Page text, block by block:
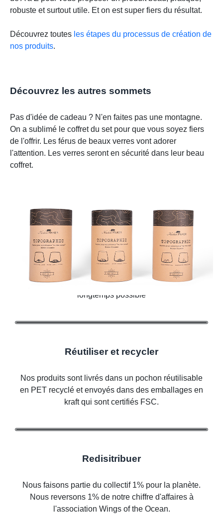
robuste et surtout utile. Et on est super fiers du résultat.
Découvrez toutes les étapes du processus de création de
nos produits.
Découvrez les autres sommets
Pas d'idée de cadeau ? N'en faites pas une montagne.
On a sublimé le coffret du set pour que vous soyez fiers
de l'offrir. Les férus de beaux verres vont adorer
l'attention. Les verres seront en sécurité dans leur beau
coffret.
Réduire
Garantie robuste comme un chêne. Nos produits
sont conçus pour que vous les utilisiez le plus
longtemps possible
Réutiliser et recycler
Nos produits sont livrés dans un pochon réutilisable
en PET recyclé et envoyés dans des emballages en
kraft qui sont certifiés FSC.
Redisitribuer
Nous faisons partie du collectif 1% pour la planète.
Nous reversons 1% de notre chiffre d'affaires à
l'association Wings of the Ocean.